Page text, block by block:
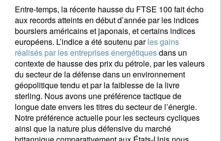
Entre-temps, la récente hausse du FTSE 100 fait écho
aux records atteints en début d’année par les indices
boursiers américains et japonais, et certains indices
européens. L’indice a été soutenu parles gains
réalisés par les entreprises énergétiquesdans un
contexte de hausse des prix du pétrole, par les valeurs
du secteur de la défense dans un environnement
géopolitique tendu et par la faiblesse de la livre
sterling. Nous avons une préférence tactique de
longue date envers les titres du secteur de l’énergie.
Notre préférence actuelle pour les secteurs cycliques
ainsi que la nature plus défensive du marché